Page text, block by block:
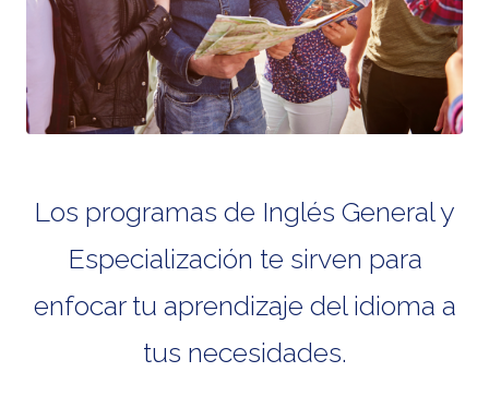
Los programas de Inglés General y
Especialización te sirven para
enfocar tu aprendizaje del idioma a
tus necesidades.